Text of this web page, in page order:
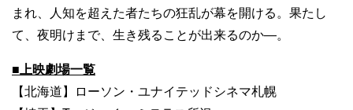
まれ、人知を超えた者たちの狂乱が幕を開ける。果たし
て、夜明けまで、生き残ることが出来るのか―。
■上映劇場一覧
【北海道】ローソン・ユナイテッドシネマ札幌